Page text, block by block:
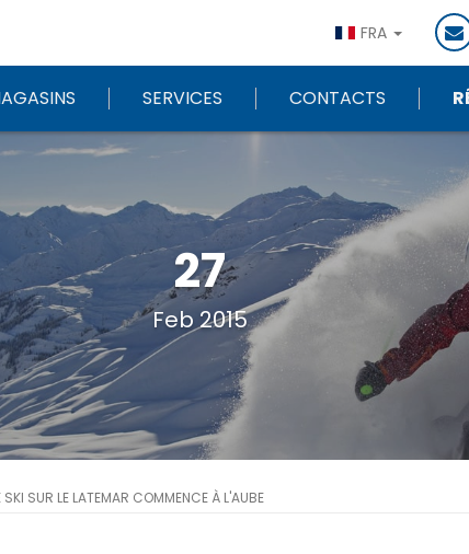
FRA
SERVICES CONTACTS
27
Feb 2015
SKI SUR LE LATEMAR COMMENCE À L'AUBE